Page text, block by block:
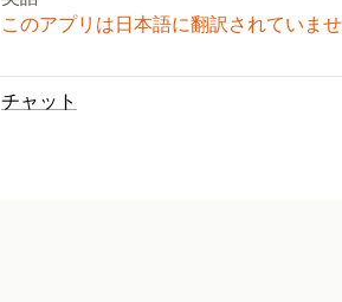
このアプリは日本語に翻訳されていま
チャット